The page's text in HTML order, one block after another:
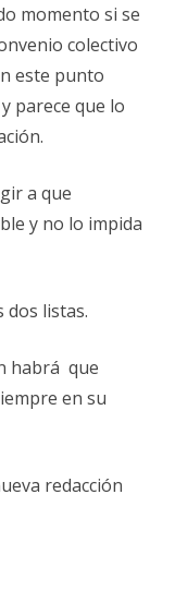
momento si se
colectivo
este punto
parece que lo
a que
y no lo impida
dos listas.
habrá que
en su
redacción